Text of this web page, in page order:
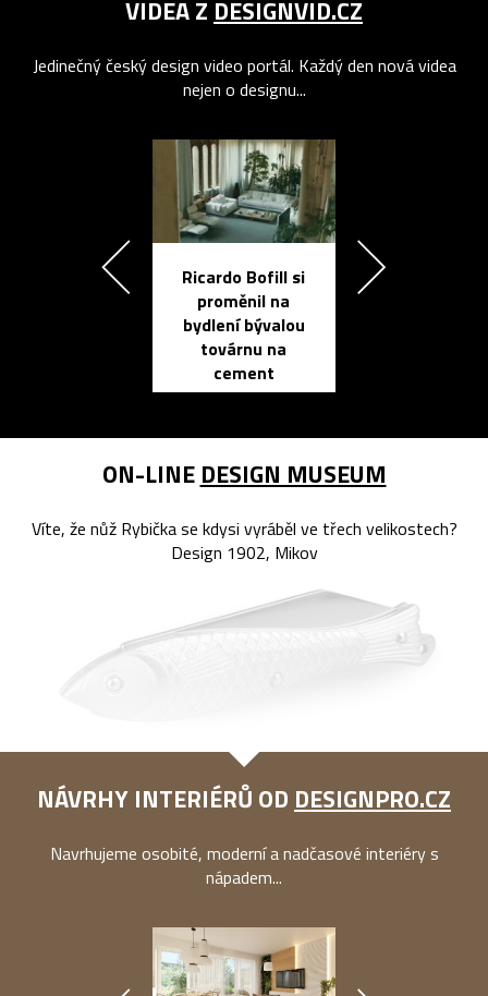
VIDEA Z DESIGNVID.CZ
Jedinečný český design video portál. Každý den nová videa
nejen o designu...
Ricardo Bofill si
proměnil na
bydlení bývalou
továrnu na
cement
ON-LINE DESIGN MUSEUM
Víte, že nůž Rybička se kdysi vyráběl ve třech velikostech?
Design 1902, Mikov
NÁVRHY INTERIÉRŮ OD DESIGNPRO.CZ
Navrhujeme osobité, moderní a nadčasové interiéry s
nápadem...